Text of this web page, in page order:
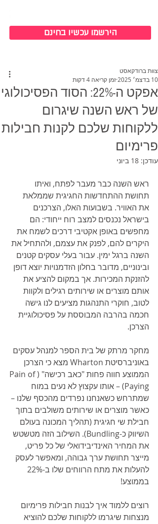
הירשמו עכשיו בחינם
אפקט ה-22%: הסוד הפסיכולוגי
של ראש השנה שיגרום
ללקוחות שלכם לקנות חבילות
פרימיום
צוות ברודקאסט
10 בדצמ׳ 2025
זמן קריאה 4 דקות
עודכן: 18 ביוני
ראש השנה כבר מעבר לפתח, ואיתו
תחושת ההתחדשות החגיגית שממלאת
את האוויר. בשבועות האלו, הצרכנים
בישראל נכנסים למצב רוח ייחודי: הם
מחפשים באופן אקטיבי דרכים לשמח את
היקרים להם, לפנק את עצמם, ולהתחיל את
השנה ברגל ימין. עבור בעלי עסקים קטנים
ובינוניים, מדובר בחלון הזדמנויות יוצא דופן
להזנקת המכירות. אך במקום להציע את
אותם מוצרים או שירותים רגילים ולקוות
לטוב, חוקרי התנהגות מציעים לנו גישה
חכמה בהרבה המבוססת על פסיכולוגיית
הצרכן.
מחקר מרתק של בית הספר למנהל עסקים
באוניברסיטת Wharton מצא כי הצרכן
הממוצע חווה פחות "כאב רכישה" (Pain of
Paying) – אותו עקצוץ לא נעים במוח
שמתרחש כשאנחנו נפרדים מהכסף שלנו –
כאשר מוצרים או שירותים משולבים בתוך
חבילת שי חגיגית (תהליך המכונה בעולם
השיווק כ-Bundling). השילוב הזה מטשטש
את המחיר האינדיבידואלי של כל פריט,
מייצר תחושת ערך גבוהה, ומאפשר לעסק
בממוצע!
רוצים ללמוד איך לבנות חבילות פרימיום
מנצחות שיגרמו ללקוחות שלכם להוציא